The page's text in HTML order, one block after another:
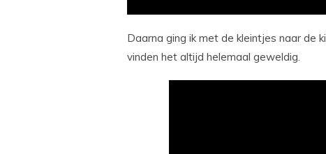
Daarna ging ik met de kleintjes naar de
vinden het altijd helemaal geweldig.